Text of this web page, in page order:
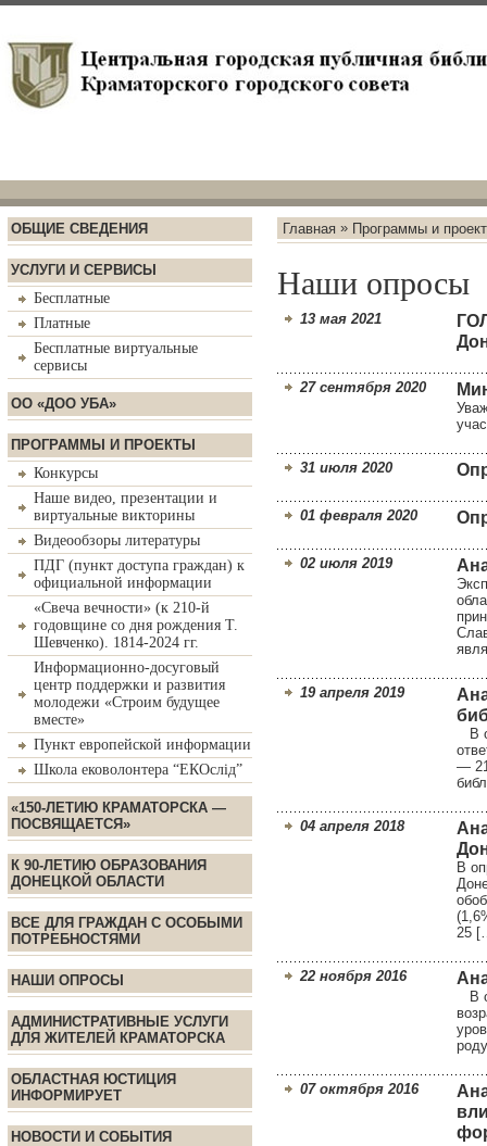
ОБЩИЕ СВЕДЕНИЯ
УСЛУГИ И СЕРВИСЫ
Бесплатные
Платные
Бесплатные виртуальные
сервисы
ОО «ДОО УБА»
ПРОГРАММЫ И ПРОЕКТЫ
Конкурсы
Наше видео, презентации и
виртуальные викторины
Видеообзоры литературы
ПДГ (пункт доступа граждан) к
официальной информации
«Свеча вечности» (к 210-й
годовщине со дня рождения Т.
Шевченко). 1814-2024 гг.
Информационно-досуговый
центр поддержки и развития
молодежи «Строим будущее
вместе»
Пункт европейской информации
Школа ековолонтера “ЕКОслід”
«150-ЛЕТИЮ КРАМАТОРСКА —
ПОСВЯЩАЕТСЯ»
К 90-ЛЕТИЮ ОБРАЗОВАНИЯ
ДОНЕЦКОЙ ОБЛАСТИ
ВСЕ ДЛЯ ГРАЖДАН С ОСОБЫМИ
ПОТРЕБНОСТЯМИ
НАШИ ОПРОСЫ
АДМИНИСТРАТИВНЫЕ УСЛУГИ
ДЛЯ ЖИТЕЛЕЙ КРАМАТОРСКА
ОБЛАСТНАЯ ЮСТИЦИЯ
ИНФОРМИРУЕТ
НОВОСТИ И СОБЫТИЯ
Главная » Программы и
Наши опросы
13 мая 2021
27 сентября 2020
31 июля 2020
01 февраля 2020
02 июля 2019
19 апреля 2019
В
—
04 апреля 2018
В
25
22 ноября 2016
В
07 октября 2016